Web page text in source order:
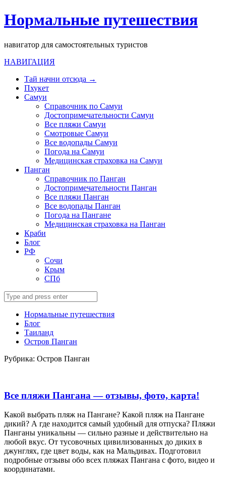
Нормальные путешествия
навигатор для самостоятельных туристов
НАВИГАЦИЯ
Тай начни отсюда →
Пхукет
Самуи
Справочник по Самуи
Достопримечательности Самуи
Все пляжи Самуи
Смотровые Самуи
Все водопады Самуи
Погода на Самуи
Медицинская страховка на Самуи
Панган
Справочник по Панган
Достопримечательности Панган
Все пляжи Панган
Все водопады Панган
Погода на Пангане
Медицинская страховка на Панган
Краби
Блог
РФ
Сочи
Крым
СПб
Search
for:
Нормальные путешествия
Блог
Таиланд
Остров Панган
Рубрика: Остров Панган
Все пляжи Пангана — отзывы, фото, карта!
Какой выбрать пляж на Пангане? Какой пляж на Пангане
дикий? А где находится самый удобный для отпуска? Пляжи
Панганы уникальны — сильно разные и действительно на
любой вкус. От тусовочных цивилизованных до диких в
джунглях, где цвет воды, как на Мальдивах. Подготовил
подробные отзывы обо всех пляжах Пангана с фото, видео и
координатами.